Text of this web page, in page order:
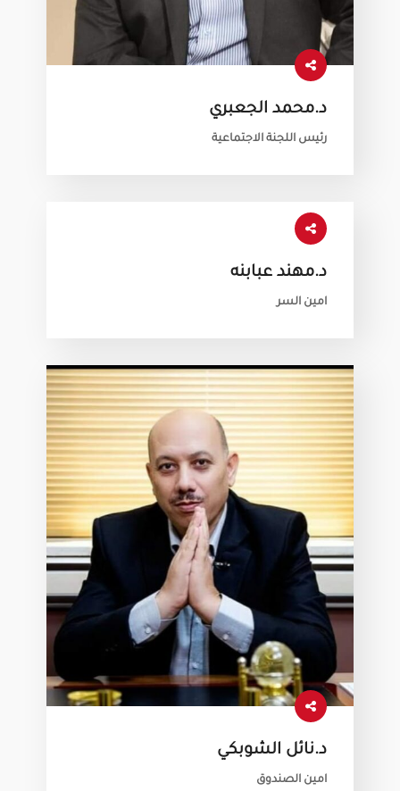
د.محمد الجعبري
رئيس اللجنة الاجتماعية
د.مهند عبابنه
امين السر
د.نائل الشوبكي
امين الصندوق